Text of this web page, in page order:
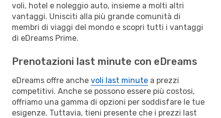
voli, hotel e noleggio auto, insieme a molti altri
vantaggi. Unisciti alla più grande comunità di
membri di viaggi del mondo e scopri tutti i vantaggi
di eDreams Prime.
Prenotazioni last minute con eDreams
eDreams offre anche voli last minute a prezzi
competitivi. Anche se possono essere più costosi,
offriamo una gamma di opzioni per soddisfare le tue
esigenze. Tuttavia, tieni presente che i prezzi last